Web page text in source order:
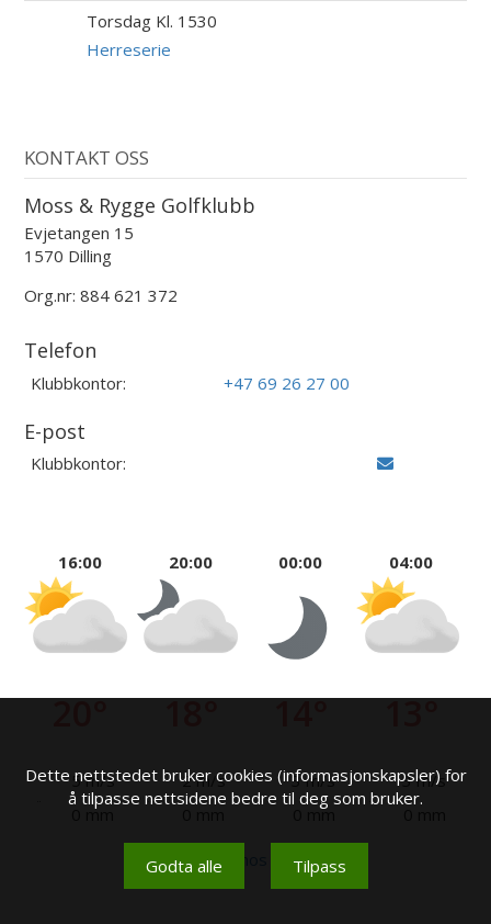
Torsdag Kl. 1530
Herreserie
KONTAKT OSS
Moss & Rygge Golfklubb
Evjetangen 15
1570 Dilling
Org.nr: 884 621 372
Telefon
Klubbkontor: +47 69 26 27 00
E-post
Klubbkontor:
16:00
20°
5 m/s
0 mm
20:00
18°
2 m/s
00:00
14°
3 m/s
0 mm
04:00
13°
3 m/s
Se mer hos yr.no
Dette nettstedet bruker cookies (informasjonskapsler) for
å tilpasse nettsidene bedre til deg som bruker.
Godta alle Tilpass